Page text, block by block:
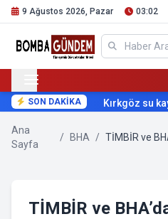
9 Ağustos 2026, Pazar 03:02
SON DAKİKA Kırkgöz su
Ana
Sayfa
/ BHA /
TİMBİR ve